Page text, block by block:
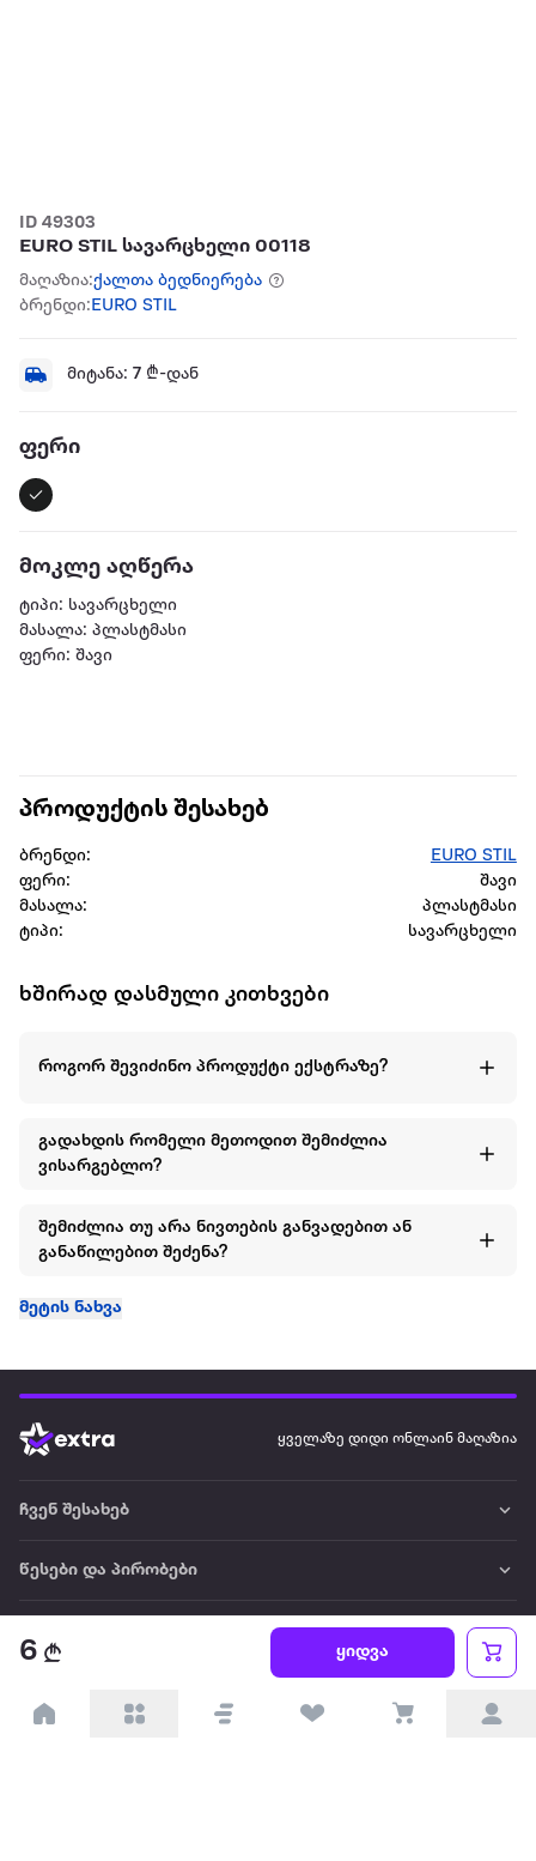
ID 49303
EURO STIL სავარცხელი 00118
მაღაზია:ქალთა ბედნიერება
ბრენდი: EURO STIL
მიტანა: 7 ₾-დან
ფერი
მოკლე აღწერა
ტიპი: სავარცხელი
მასალა: პლასტმასი
ფერი: შავი
6 ყიდვა
პროდუქტის შესახებ
ბრენდი:
EURO STIL
ფერი:
შავი
მასალა:
პლასტმასი
ტიპი:
სავარცხელი
ხშირად დასმული კითხვები
როგორ შევიძინო პროდუქტი ექსტრაზე?
გადახდის რომელი მეთოდით შემიძლია
ვისარგებლო?
შემიძლია თუ არა ნივთების განვადებით ან
განაწილებით შეძენა?
მეტის ნახვა
ყველაზე დიდი ონლაინ მაღაზია
ჩვენ შესახებ
წესები და პირობები